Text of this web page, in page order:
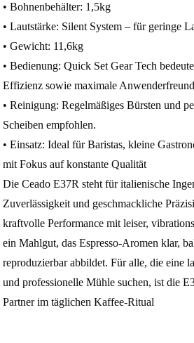
• Bohnenbehälter: 1,5kg
• Lautstärke: Silent System – für geringe
• Gewicht: 11,6kg
• Bedienung: Quick Set Gear Tech
Effizienz sowie maximale
• Reinigung: Regelmäßiges Bürsten und
Scheiben empfohlen.
• Einsatz: Ideal für Baristas, kleine
mit Fokus auf konstante Qualität
Die Ceado E37R steht für italienische
Zuverlässigkeit und geschmackliche
kraftvolle Performance mit leiser,
ein Mahlgut, das Espresso‑Aromen klar,
reproduzierbar abbildet. Für alle, die eine
und professionelle Mühle suchen, ist die
Partner im täglichen Kaffee‑Ritual